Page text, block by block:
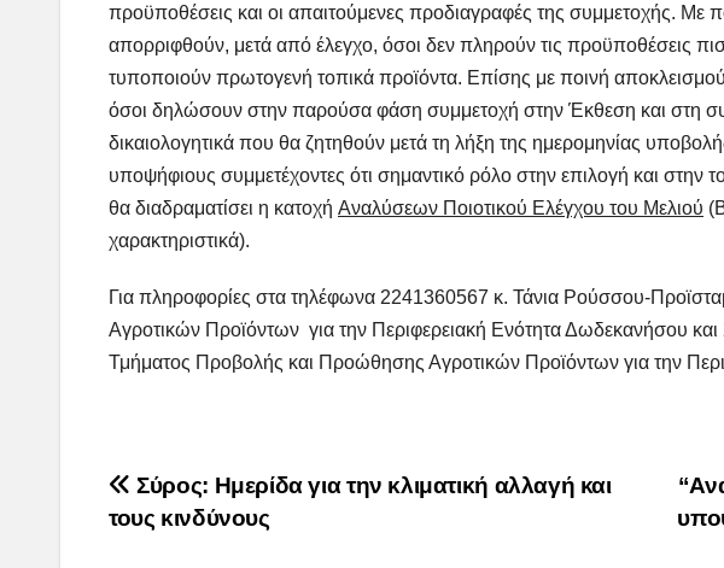
προϋποθέσεις και οι απαιτούμενες προδιαγραφές της συμμετοχής. Με
απορριφθούν, μετά από έλεγχο, όσοι δεν πληρούν τις προϋποθέσεις
τυποποιούν πρωτογενή τοπικά προϊόντα. Επίσης με ποινή
όσοι δηλώσουν στην παρούσα φάση συμμετοχή στην Έκθεση και στη
δικαιολογητικά που θα ζητηθούν μετά τη λήξη της ημερομηνίας
υποψήφιους συμμετέχοντες ότι σημαντικό ρόλο στην επιλογή και στην
θα διαδραματίσει η κατοχή Αναλύσεων Ποιοτικού Ελέγχου του Μελιού
χαρακτηριστικά).
Για πληροφορίες στα τηλέφωνα 2241360567 κ. Τάνια Ρούσσου-
Αγροτικών Προϊόντων για την Περιφερειακή Ενότητα Δωδεκανήσου
Τμήματος Προβολής και Προώθησης Αγροτικών Προϊόντων για την
Post
navigation
Σύρος: Ημερίδα για την κλιματική αλλαγή και
τους κινδύνους